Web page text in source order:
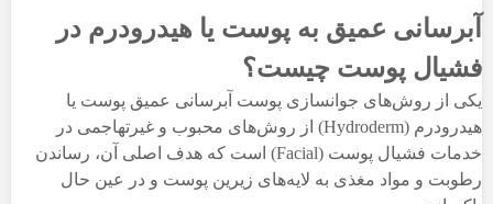
آبرسانی عمیق به پوست یا هیدرودرم در
فشیال پوست چیست؟
یکی از روش‌های جوانسازی پوست آبرسانی عمیق پوست یا
هیدرودرم (Hydroderm) از روش‌های محبوب و غیرتهاجمی در
خدمات فشیال پوست (Facial) است که هدف اصلی آن، رساندن
رطوبت و مواد مغذی به لایه‌های زیرین پوست و در عین حال